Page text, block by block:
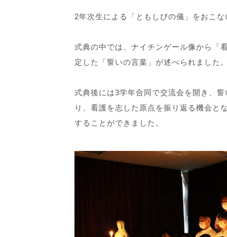
2年次生による「ともしびの儀」をおこ
式典の中では、ナイチンゲール像から「
定した「誓いの言葉」が述べられました
式典後には3学年合同で交流会を開き、
り、看護を志した原点を振り返る機会と
することができました。